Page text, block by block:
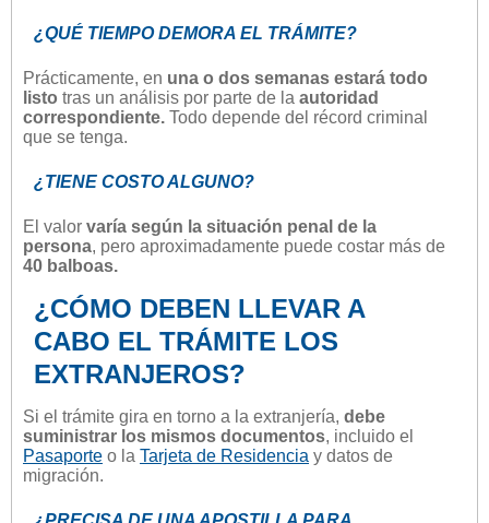
¿QUÉ TIEMPO DEMORA EL TRÁMITE?
Prácticamente, en una o dos semanas estará todo
listo tras un análisis por parte de la autoridad
correspondiente. Todo depende del récord criminal
que se tenga.
¿TIENE COSTO ALGUNO?
El valor varía según la situación penal de la
persona, pero aproximadamente puede costar más de
40 balboas.
¿CÓMO DEBEN LLEVAR A
CABO EL TRÁMITE LOS
EXTRANJEROS?
Si el trámite gira en torno a la extranjería, debe
suministrar los mismos documentos, incluido el
Pasaporte o la Tarjeta de Residencia y datos de
migración.